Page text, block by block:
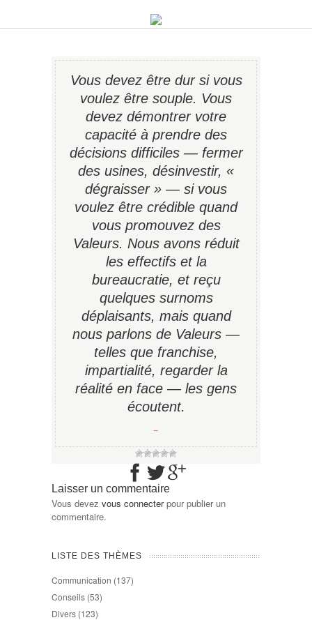
Vous devez être dur si vous
voulez être souple. Vous
devez démontrer votre
capacité à prendre des
décisions difficiles — fermer
des usines, désinvestir, «
dégraisser » — si vous
voulez être crédible quand
vous promouvez des
Valeurs. Nous avons réduit
les effectifs et la
bureaucratie, et reçu
quelques surnoms
déplaisants, mais quand
nous parlons de Valeurs —
telles que franchise,
impartialité, regarder la
réalité en face — les gens
écoutent.
−
Laisser un commentaire
Vous devez vous connecterpour publier un
commentaire.
LISTE DES THÈMES
Communication (137)
Conseils (53)
Divers (123)